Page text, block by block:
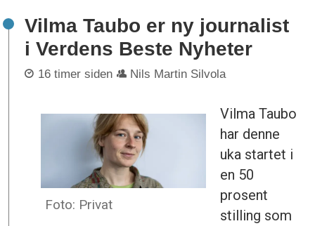
Vilma Taubo er ny journalist
i Verdens Beste Nyheter
16 timer siden Nils Martin Silvola
Foto: Privat
Vilma Taubo
har denne
uka startet i
en 50
prosent
stilling som